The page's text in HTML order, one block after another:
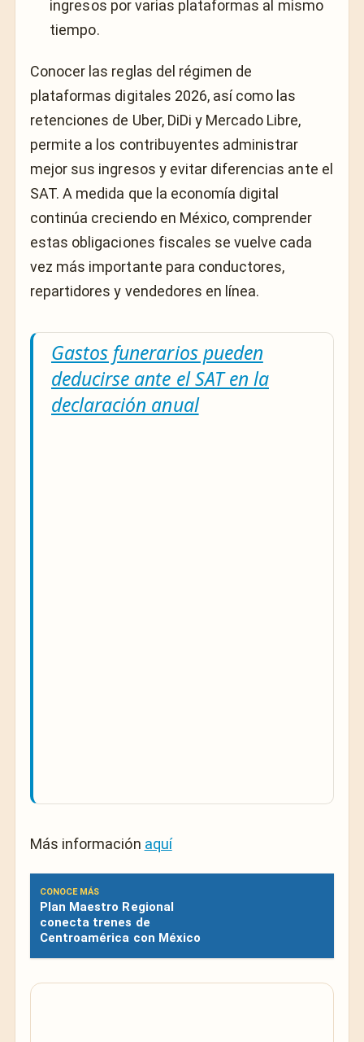
ingresos por varias plataformas al mismo
tiempo.
Conocer las reglas del régimen de
plataformas digitales 2026, así como las
retenciones de Uber, DiDi y Mercado Libre,
permite a los contribuyentes administrar
mejor sus ingresos y evitar diferencias ante el
SAT. A medida que la economía digital
continúa creciendo en México, comprender
estas obligaciones fiscales se vuelve cada
vez más importante para conductores,
repartidores y vendedores en línea.
Gastos funerarios pueden
deducirse ante el SAT en la
declaración anual
Más información aquí
CONOCE MÁS
Plan Maestro Regional
conecta trenes de
Centroamérica con México